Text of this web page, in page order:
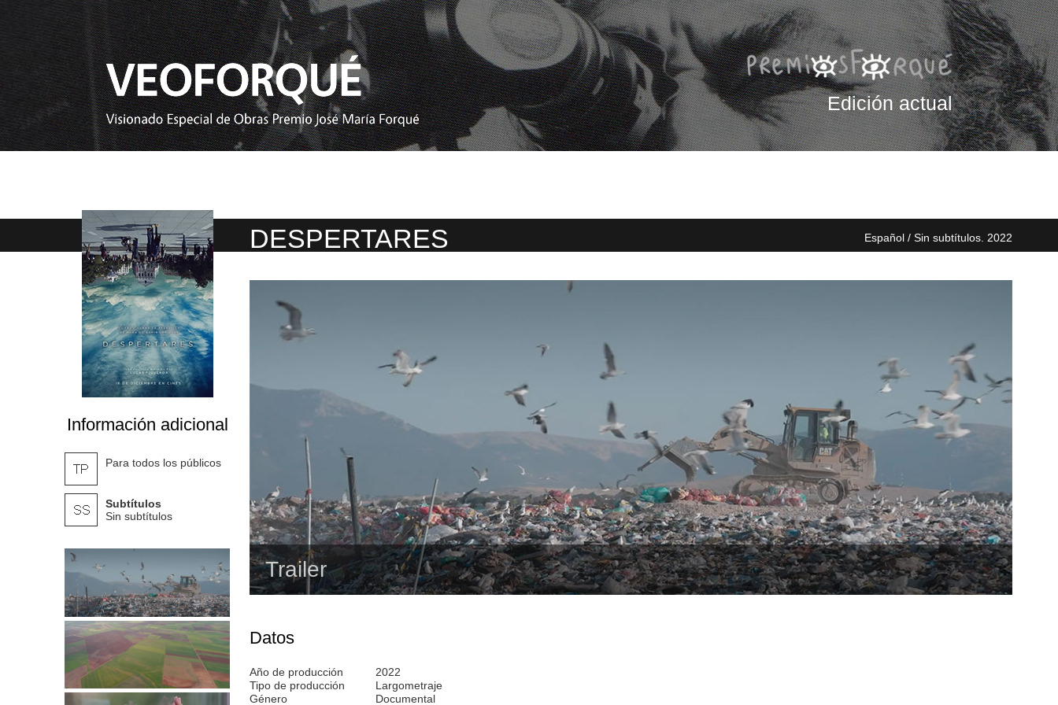
Edición actual
Información adicional
Para todos los públicos
Subtítulos
Sin subtítulos
DESPERTARES Español / Sin subtítulos. 2022
Trailer
Datos
Año de producción
2022
Tipo de producción
Largometraje
Género
Documental